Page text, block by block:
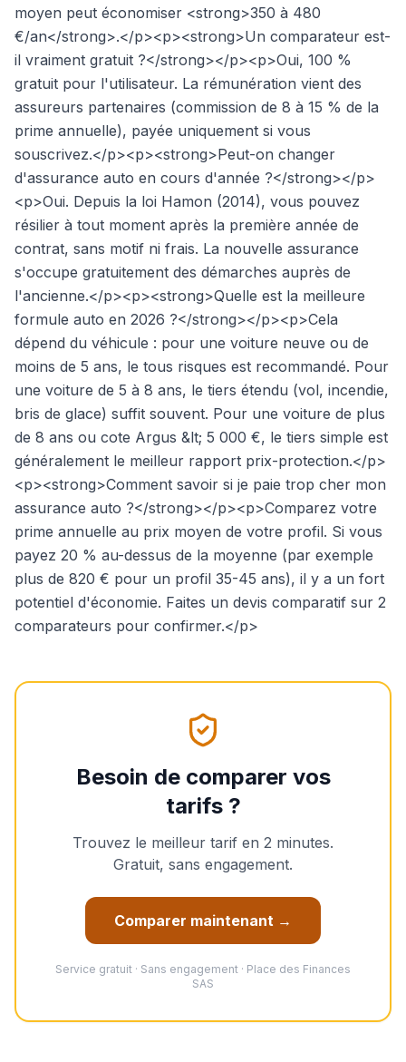
moyen peut économiser <strong>350 à 480
€/an</strong>.</p><p><strong>Un comparateur est-
il vraiment gratuit ?</strong></p><p>Oui, 100 %
gratuit pour l'utilisateur. La rémunération vient des
assureurs partenaires (commission de 8 à 15 % de la
prime annuelle), payée uniquement si vous
souscrivez.</p><p><strong>Peut-on changer
d'assurance auto en cours d'année ?</strong></p>
<p>Oui. Depuis la loi Hamon (2014), vous pouvez
résilier à tout moment après la première année de
contrat, sans motif ni frais. La nouvelle assurance
s'occupe gratuitement des démarches auprès de
l'ancienne.</p><p><strong>Quelle est la meilleure
formule auto en 2026 ?</strong></p><p>Cela
dépend du véhicule : pour une voiture neuve ou de
moins de 5 ans, le tous risques est recommandé. Pour
une voiture de 5 à 8 ans, le tiers étendu (vol, incendie,
bris de glace) suffit souvent. Pour une voiture de plus
de 8 ans ou cote Argus &lt; 5 000 €, le tiers simple est
généralement le meilleur rapport prix-protection.</p>
<p><strong>Comment savoir si je paie trop cher mon
assurance auto ?</strong></p><p>Comparez votre
prime annuelle au prix moyen de votre profil. Si vous
payez 20 % au-dessus de la moyenne (par exemple
plus de 820 € pour un profil 35-45 ans), il y a un fort
potentiel d'économie. Faites un devis comparatif sur 2
comparateurs pour confirmer.</p>
Besoin de comparer vos
tarifs ?
Trouvez le meilleur tarif en 2 minutes.
Gratuit, sans engagement.
Comparer maintenant →
Service gratuit · Sans engagement · Place des Finances
SAS